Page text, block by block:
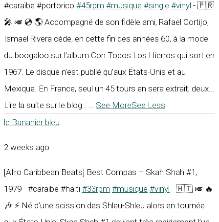
#caraïbe #portorico #45rpm #musique #single #vinyl - 🇵🇷
🎤 🎺 💿 🌎 Accompagné de son fidèle ami, Rafael Cortijo,
Ismael Rivera cède, en cette fin des années 60, à la mode
du boogaloo sur l’album Con Todos Los Hierros qui sort en
1967. Le disque n’est publié qu’aux États-Unis et au
Mexique. En France, seul un 45 tours en sera extrait, deux...
Lire la suite sur le blog : ... See MoreSee Less
le Bananier bleu
2 weeks ago
[Afro Caribbean Beats] Best Compas – Skah Shah #1,
1979 - #caraïbe #haïti #33rpm #musique #vinyl - 🇭🇹 🎺 🔥
🎶 ⚡ Né d’une scission des Shleu-Shleu alors en tournée